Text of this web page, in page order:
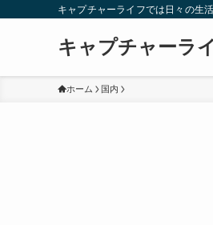
キャプチャーライフでは日々の生
キャプチャーラ
ホーム 国内